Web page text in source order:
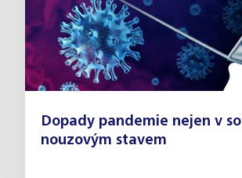
Dopady pandemie nejen v
nouzovým stavem